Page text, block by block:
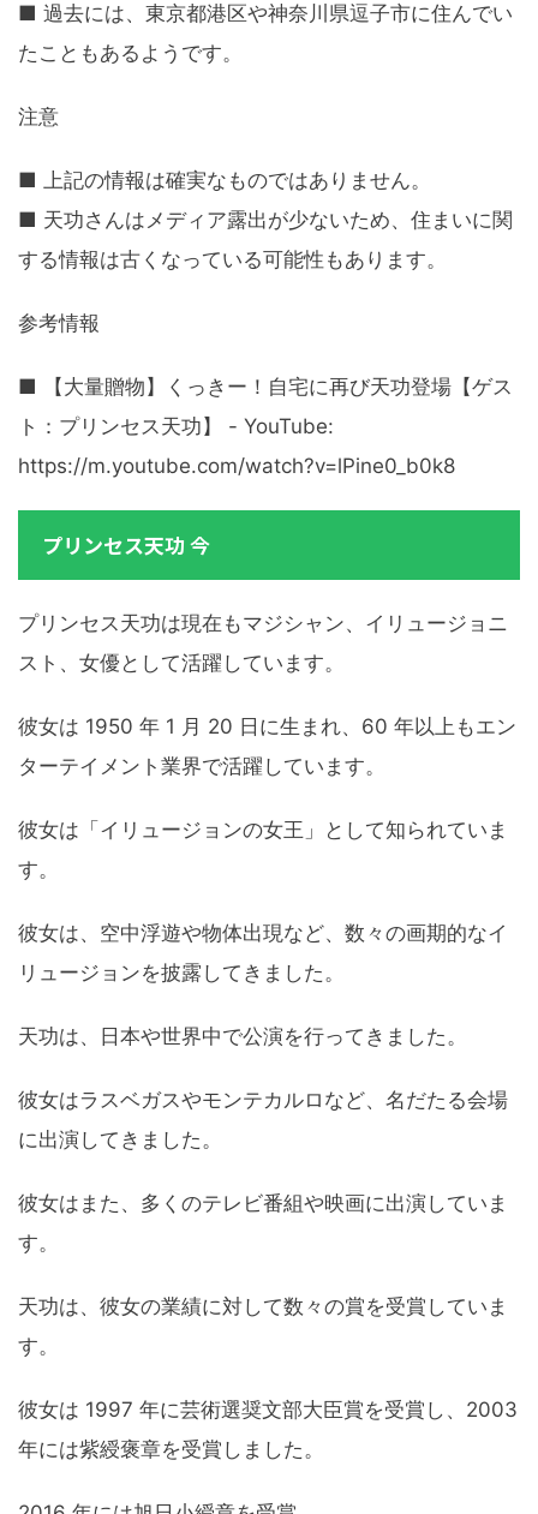
■ 過去には、東京都港区や神奈川県逗子市に住んでい
たこともあるようです。
注意
■ 上記の情報は確実なものではありません。
■ 天功さんはメディア露出が少ないため、住まいに関
する情報は古くなっている可能性もあります。
参考情報
■ 【大量贈物】くっきー！自宅に再び天功登場【ゲス
ト：プリンセス天功】 - YouTube:
https://m.youtube.com/watch?v=lPine0_b0k8
プリンセス天功 今
プリンセス天功は現在もマジシャン、イリュージョニ
スト、女優として活躍しています。
彼女は 1950 年 1 月 20 日に生まれ、60 年以上もエン
ターテイメント業界で活躍しています。
彼女は「イリュージョンの女王」として知られていま
す。
彼女は、空中浮遊や物体出現など、数々の画期的なイ
リュージョンを披露してきました。
天功は、日本や世界中で公演を行ってきました。
彼女はラスベガスやモンテカルロなど、名だたる会場
に出演してきました。
彼女はまた、多くのテレビ番組や映画に出演していま
す。
天功は、彼女の業績に対して数々の賞を受賞していま
す。
彼女は 1997 年に芸術選奨文部大臣賞を受賞し、2003
年には紫綬褒章を受賞しました。